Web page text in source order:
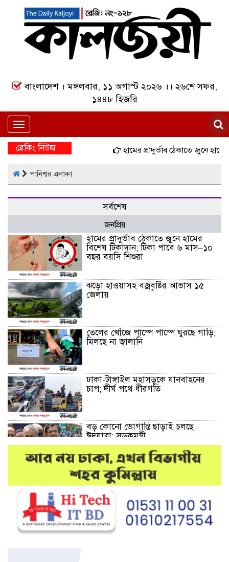
বাংলাদেশ । মঙ্গলবার, ১১ অগাস্ট ২০২৬ ।। ২৬শে সফর,
১৪৪৮ হিজরি
Toggle
navigation
ব্রেকিং নিউজ হামের প্রাদুর্ভাব ঠেকাতে জুনে
পানিশ্বর এলাকা
সর্বশেষ
জনপ্রিয়
হামের প্রাদুর্ভাব ঠেকাতে জুনে হামের
বিশেষ টিকাদান; টিকা পাবে ৬ মাস–১০
বছর বয়সি শিশুরা
ঝড়ো হাওয়াসহ বজ্রবৃষ্টির আভাস ১৫
জেলায়
তেলের খোঁজে পাম্পে পাম্পে ঘুরছে গাড়ি;
মিলছে না জ্বালানি
ঢাকা-টাঙ্গাইল মহাসড়কে যানবাহনের
চাপ; দীর্ঘ পথে ধীরগতি
বড় কোনো ভোগান্তি ছাড়াই চলছে
ঈদযাত্রা: সড়কমন্ত্রী
মেলান্দহে উপবৃত্তি কেলেঙ্কারি:
অভিভাবকের জায়গায় শিক্ষকের ব্যাংক
হিসাব
দেশে আবারও উদ্ধার হলো ভয়ংকর
মাদক: ক্রিস্টাল মেথ ও এলএসডি